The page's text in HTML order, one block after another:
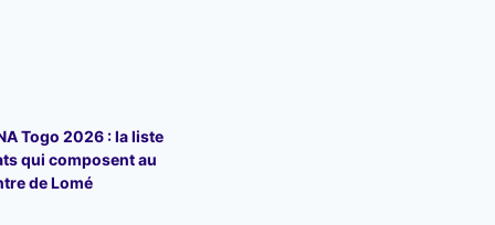
Togo 2026 : la liste
qui composent au
de Lomé